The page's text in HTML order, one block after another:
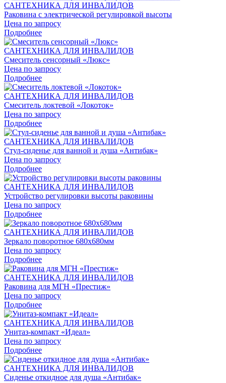
САНТЕХНИКА ДЛЯ ИНВАЛИДОВ
Раковина с электрической регулировкой высоты
Цена по запросу
Подробнее
САНТЕХНИКА ДЛЯ ИНВАЛИДОВ
Смеситель сенсорный «Люкс»
Цена по запросу
Подробнее
САНТЕХНИКА ДЛЯ ИНВАЛИДОВ
Смеситель локтевой «Локоток»
Цена по запросу
Подробнее
САНТЕХНИКА ДЛЯ ИНВАЛИДОВ
Стул-сиденье для ванной и душа «Антибак»
Цена по запросу
Подробнее
САНТЕХНИКА ДЛЯ ИНВАЛИДОВ
Устройство регулировки высоты раковины
Цена по запросу
Подробнее
САНТЕХНИКА ДЛЯ ИНВАЛИДОВ
Зеркало поворотное 680x680мм
Цена по запросу
Подробнее
САНТЕХНИКА ДЛЯ ИНВАЛИДОВ
Раковина для МГН «Престиж»
Цена по запросу
Подробнее
САНТЕХНИКА ДЛЯ ИНВАЛИДОВ
Унитаз-компакт «Идеал»
Цена по запросу
Подробнее
САНТЕХНИКА ДЛЯ ИНВАЛИДОВ
Сиденье откидное для душа «Антибак»